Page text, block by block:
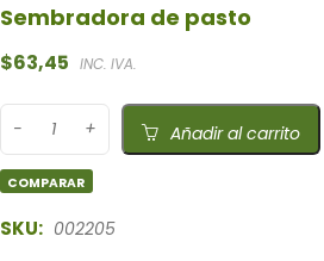
Sembradora de pasto
$63,45 INC. IVA.
Añadir al carrito
COMPARAR
SKU: 002205